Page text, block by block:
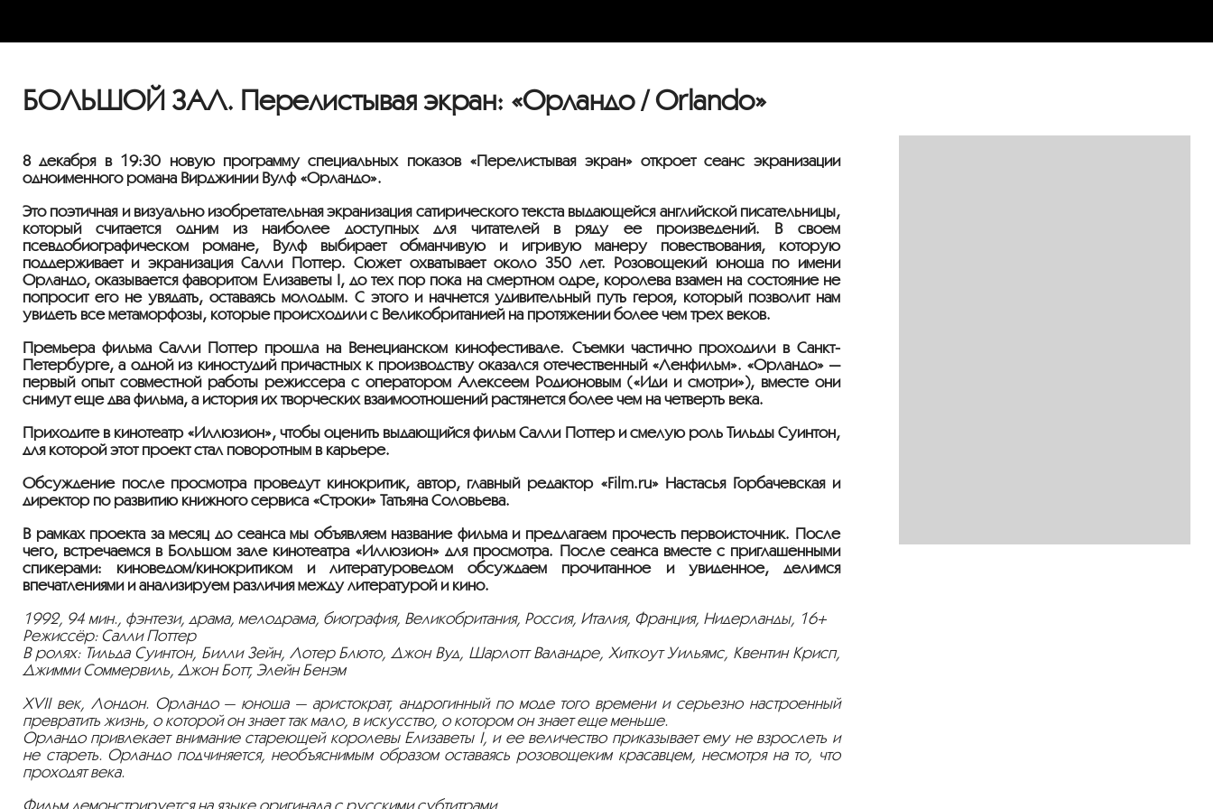
БОЛЬШОЙ ЗАЛ. Перелистывая экран: «Орландо / Orlando»
8 декабря в 19:30 новую программу специальных показов «Перелистывая экран» откроет сеанс экранизации
одноименного романа Вирджинии Вулф «Орландо».
Это поэтичная и визуально изобретательная экранизация сатирического текста выдающейся английской писательницы,
который считается одним из наиболее доступных для читателей в ряду ее произведений. В своем
псевдобиографическом романе, Вулф выбирает обманчивую и игривую манеру повествования, которую
поддерживает и экранизация Салли Поттер. Сюжет охватывает около 350 лет. Розовощекий юноша по имени
Орландо, оказывается фаворитом Елизаветы I, до тех пор пока на смертном одре, королева взамен на состояние не
попросит его не увядать, оставаясь молодым. С этого и начнется удивительный путь героя, который позволит нам
увидеть все метаморфозы, которые происходили с Великобританией на протяжении более чем трех веков.
Премьера фильма Салли Поттер прошла на Венецианском кинофестивале. Съемки частично проходили в Санкт-
Петербурге, а одной из киностудий причастных к производству оказался отечественный «Ленфильм». «Орландо» —
первый опыт совместной работы режиссера с оператором Алексеем Родионовым («Иди и смотри»), вместе они
снимут еще два фильма, а история их творческих взаимоотношений растянется более чем на четверть века.
Приходите в кинотеатр «Иллюзион», чтобы оценить выдающийся фильм Салли Поттер и смелую роль Тильды Суинтон,
для которой этот проект стал поворотным в карьере.
Обсуждение после просмотра проведут кинокритик, автор, главный редактор «Film.ru» Настасья Горбачевская и
директор по развитию книжного сервиса «Строки» Татьяна Соловьева.
В рамках проекта за месяц до сеанса мы объявляем название фильма и предлагаем прочесть первоисточник. После
чего, встречаемся в Большом зале кинотеатра «Иллюзион» для просмотра. После сеанса вместе с приглашёнными
спикерами: киноведом/кинокритиком и литературоведом обсуждаем прочитанное и увиденное, делимся
впечатлениями и анализируем различия между литературой и кино.
1992, 94 мин., фэнтези, драма, мелодрама, биография, Великобритания, Россия, Италия, Франция, Нидерланды, 16+
Режиссёр: Салли Поттер
В ролях: Тильда Суинтон, Билли Зейн, Лотер Блюто, Джон Вуд, Шарлотт Валандре, Хиткоут Уильямс, Квентин Крисп,
Джимми Соммервиль, Джон Ботт, Элейн Бенэм
XVII век, Лондон. Орландо — юноша — аристократ, андрогинный по моде того времени и серьезно настроенный
превратить жизнь, о которой он знает так мало, в искусство, о котором он знает еще меньше.
Орландо привлекает внимание стареющей королевы Елизаветы I, и ее величество приказывает ему не взрослеть и
не стареть. Орландо подчиняется, необъяснимым образом оставаясь розовощеким красавцем, несмотря на то, что
проходят века.
Фильм демонстрируется на языке оригинала с русскими субтитрами.